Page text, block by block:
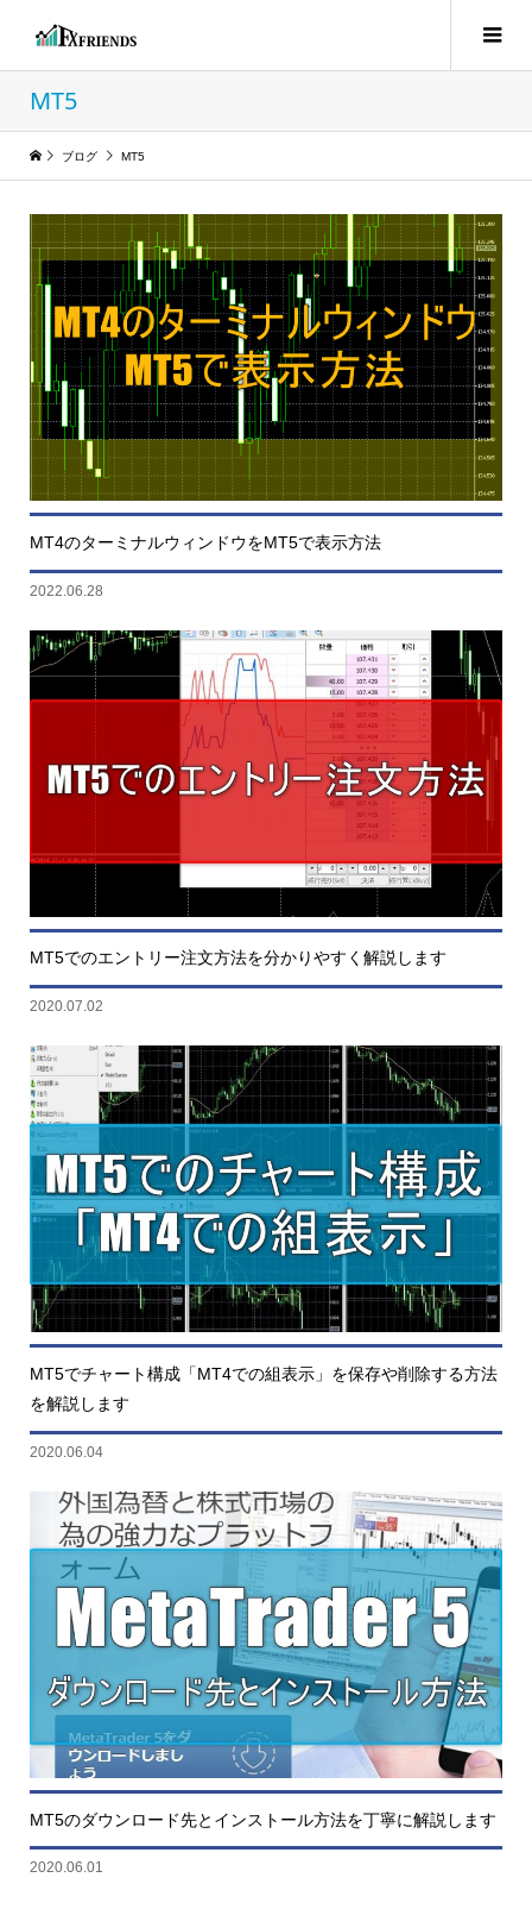
MT5
ブログ MT5
MT4のターミナルウィンドウをMT5で表示方法
2022.06.28
MT5でのエントリー注文方法を分かりやすく解説します
2020.07.02
MT5でチャート構成「MT4での組表示」を保存や削除する方法
を解説します
2020.06.04
MT5のダウンロード先とインストール方法を丁寧に解説します
2020.06.01